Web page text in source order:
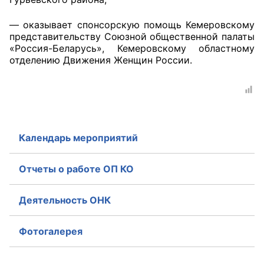
— оказывает спонсорскую помощь Кемеровскому
представительству Союзной общественной палаты
«Россия-Беларусь», Кемеровскому областному
отделению Движения Женщин России.
Календарь мероприятий
Отчеты о работе ОП КО
Деятельность ОНК
Фотогалерея